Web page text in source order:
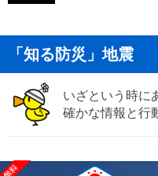
「知る防災」地震
いざという時に
確かな情報と行